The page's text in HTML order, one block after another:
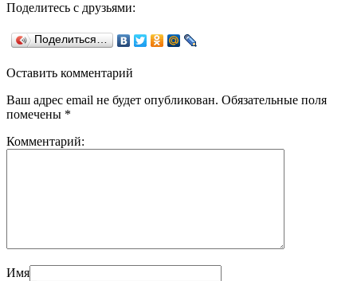
Поделитесь с друзьями:
Поделиться…
Оставить комментарий
Ваш адрес email не будет опубликован. Обязательные поля
помечены *
Комментарий:
Имя